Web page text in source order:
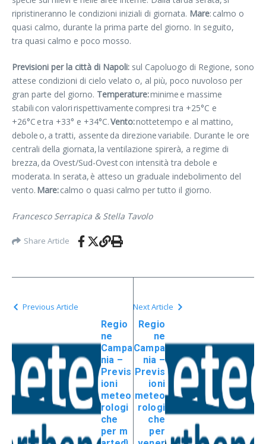
ripristineranno le condizioni iniziali di giornata. Mare: calmo o
quasi calmo, durante la prima parte del giorno. In seguito,
tra quasi calmo e poco mosso.
Previsioni per la città di Napoli: sul Capoluogo di Regione, sono
attese condizioni di cielo velato o, al più, poco nuvoloso per
gran parte del giorno. Temperature:minime e massime
stabili con valori rispettivamente compresi tra +25°C e
+26°C e tra +33° e +34°C.Vento:nottetempo e al mattino,
debole o, a tratti, assente da direzione variabile. Durante le ore
centrali della giornata, la ventilazione spirerà, a regime di
brezza, da Ovest/Sud-Ovest con intensità tra debole e
moderata. In serata, è atteso un graduale indebolimento del
vento. Mare:calmo o quasi calmo per tutto il giorno.
Francesco Serrapica & Stella Tavolo
Share Article
Previous Article
Regio
ne
Campa
nia –
Previs
ioni
meteo
rologi
che
per m
Next Article
Regio
ne
Campa
nia –
Previs
ioni
meteo
rologi
che
per